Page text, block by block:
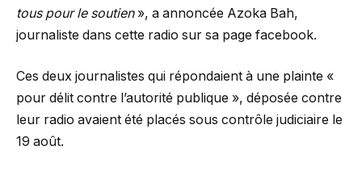
tous pour le soutien », a annoncée Azoka Bah,
journaliste dans cette radio sur sa page facebook.
Ces deux journalistes qui répondaient à une plainte «
pour délit contre l’autorité publique », déposée contre
leur radio avaient été placés sous contrôle judiciaire le
19 août.